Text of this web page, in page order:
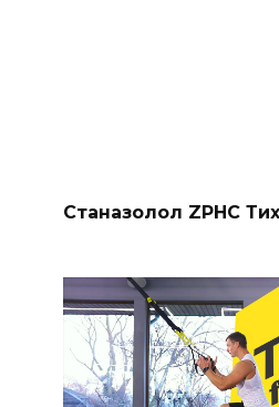
Станазолол ZPHC